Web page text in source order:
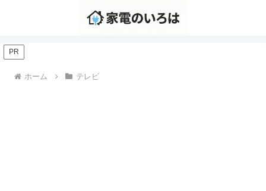
PR
ホーム テレビ